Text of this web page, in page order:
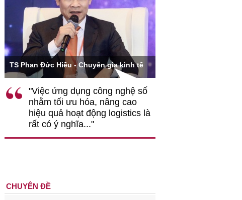
TS Phan Đức Hiếu - Chuyên gia kinh tế
"Việc ứng dụng công nghệ số
nhằm tối ưu hóa, nâng cao
hiệu quả hoạt động logistics là
rất có ý nghĩa..."
CHUYÊN ĐỀ